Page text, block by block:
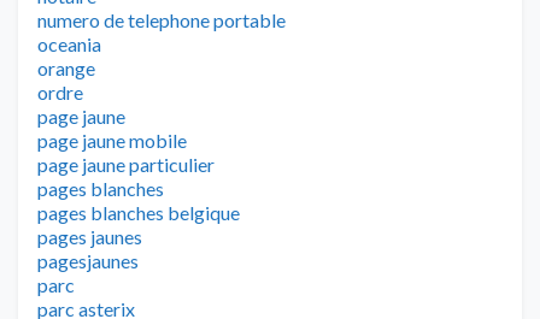
numero de telephone portable
oceania
orange
ordre
page jaune
page jaune mobile
page jaune particulier
pages blanches
pages blanches belgique
pages jaunes
pagesjaunes
parc
parc asterix